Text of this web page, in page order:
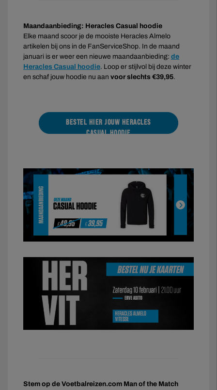
Maandaanbieding: Heracles Casual hoodie
Elke maand scoor je de mooiste Heracles Almelo
artikelen bij ons in de FanServiceShop. In de maand
januari is er weer een nieuwe maandaanbieding: de
Heracles Casual hoodie. Loop er stijlvol bij deze winter
en schaf jouw hoodie nu aan voor slechts €39,95.
BESTEL HIER JOUW HERACLES
CASUAL HOODIE
Stem op de Voetbalreizen.com Man of the Match